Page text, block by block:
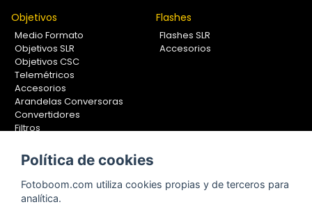
Objetivos
Medio Formato
Objetivos SLR
Objetivos CSC
Telemétricos
Accesorios
Arandelas Conversoras
Convertidores
Filtros
Calibradores
Flashes
Flashes SLR
Accesorios
Soportes Fotografía
Monopiés
Política de cookies
Fotoboom.com utiliza cookies propias y de terceros para
analítica.